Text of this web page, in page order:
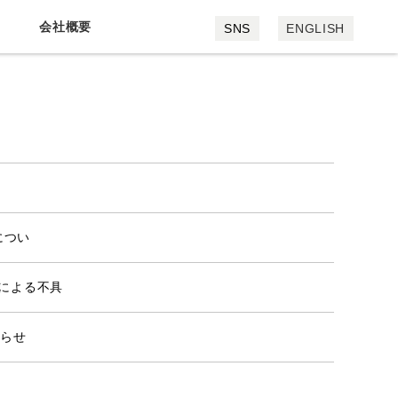
会社概要
会社概要
採用情報
SNS ENGLISH
つい
よる不具
せ